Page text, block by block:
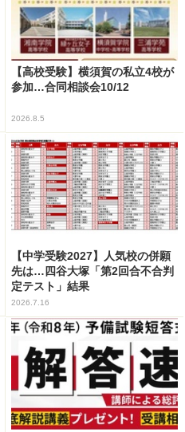
【高校受験】横須賀の私立4校が
参加…合同相談会10/12
2026.8.5
【中学受験2027】人気校の併願
先は…四谷大塚「第2回合不合判
定テスト」結果
2026.7.16